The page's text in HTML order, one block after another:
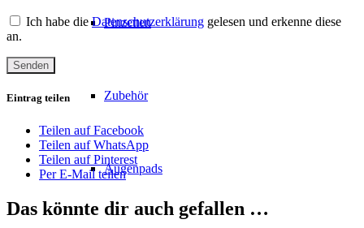
Pinzetten
Zubehör
Augenpads
Ich habe dieDatenschutzerklärung gelesen und erkenne diese
an.
Eintrag teilen
Teilen auf Facebook
Teilen auf WhatsApp
Teilen auf Pinterest
Per E-Mail teilen
Das könnte dir auch gefallen …